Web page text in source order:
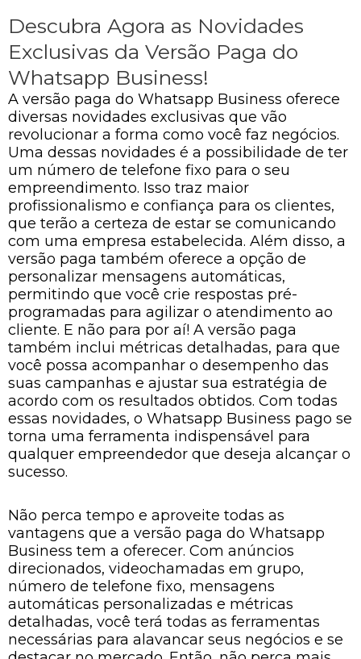
Descubra Agora as Novidades
Exclusivas da Versão Paga do
Whatsapp Business!
A versão paga do Whatsapp Business oferece
diversas novidades exclusivas que vão
revolucionar a forma como você faz negócios.
Uma dessas novidades é a possibilidade de ter
um número de telefone fixo para o seu
empreendimento. Isso traz maior
profissionalismo e confiança para os clientes,
que terão a certeza de estar se comunicando
com uma empresa estabelecida. Além disso, a
versão paga também oferece a opção de
personalizar mensagens automáticas,
permitindo que você crie respostas pré-
programadas para agilizar o atendimento ao
cliente. E não para por aí! A versão paga
também inclui métricas detalhadas, para que
você possa acompanhar o desempenho das
suas campanhas e ajustar sua estratégia de
acordo com os resultados obtidos. Com todas
essas novidades, o Whatsapp Business pago se
torna uma ferramenta indispensável para
qualquer empreendedor que deseja alcançar o
sucesso.
Não perca tempo e aproveite todas as
vantagens que a versão paga do Whatsapp
Business tem a oferecer. Com anúncios
direcionados, videochamadas em grupo,
número de telefone fixo, mensagens
automáticas personalizadas e métricas
detalhadas, você terá todas as ferramentas
necessárias para alavancar seus negócios e se